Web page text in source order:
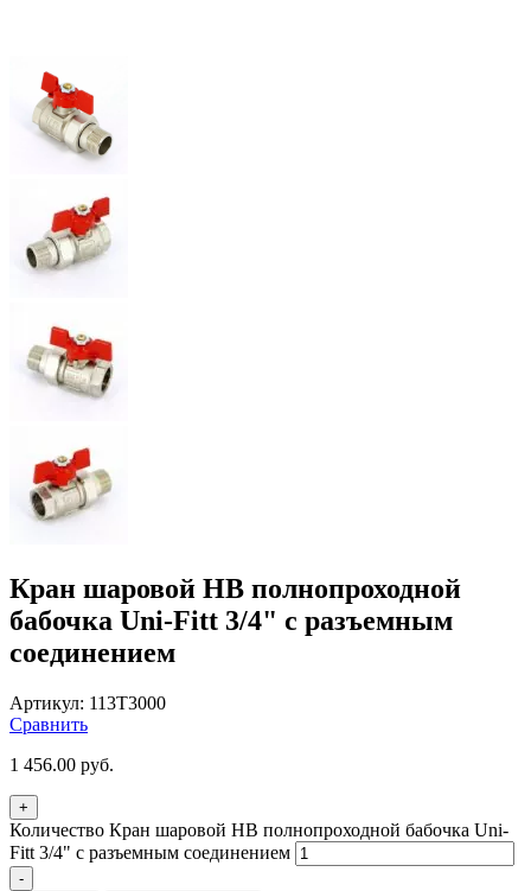
Кран шаровой НВ полнопроходной
бабочка Uni-Fitt 3/4" с разъемным
соединением
Артикул: 113T3000
Сравнить
1 456.00 руб.
+
Количество Кран шаровой НВ полнопроходной бабочка Uni-
Fitt 3/4" с разъемным соединением
-